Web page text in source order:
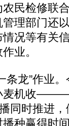
民检修联
理部门还
况等有关
业。
龙”作业。
小麦机收
同时推进
种赢得时